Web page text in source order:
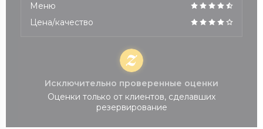
Меню
Цена/качество
Исключительно проверенные оценки
Оценки только от клиентов, сделавших
резервирование